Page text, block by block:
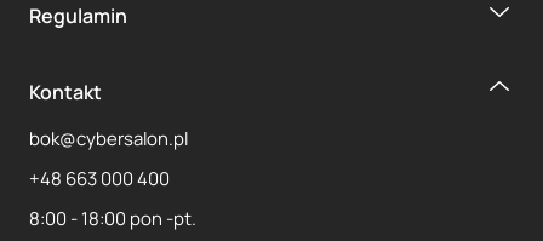
Regulamin
Kontakt
bok@cybersalon.pl
+48 663 000 400
8:00 - 18:00 pon -pt.